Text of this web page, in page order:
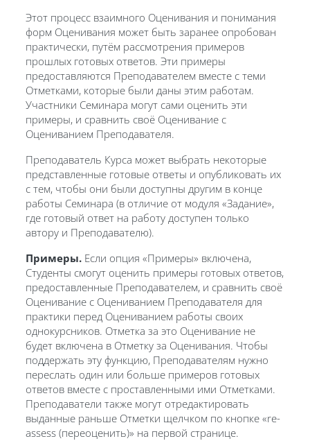
Этот процесс взаимного Оценивания и понимания
форм Оценивания может быть заранее опробован
практически, путём рассмотрения примеров
прошлых готовых ответов. Эти примеры
предоставляются Преподавателем вместе с теми
Отметками, которые были даны этим работам.
Участники Семинара могут сами оценить эти
примеры, и сравнить своё Оценивание с
Оцениванием Преподавателя.
Преподаватель Курса может выбрать некоторые
представленные готовые ответы и опубликовать их
с тем, чтобы они были доступны другим в конце
работы Семинара (в отличие от модуля «Задание»,
где готовый ответ на работу доступен только
автору и Преподавателю).
Примеры. Если опция «Примеры» включена,
Студенты смогут оценить примеры готовых ответов,
предоставленные Преподавателем, и сравнить своё
Оценивание с Оцениванием Преподавателя для
практики перед Оцениванием работы своих
однокурсников. Отметка за это Оценивание не
будет включена в Отметку за Оценивания. Чтобы
поддержать эту функцию, Преподавателям нужно
переслать один или больше примеров готовых
ответов вместе с проставленными ими Отметками.
Преподаватели также могут отредактировать
выданные раньше Отметки щелчком по кнопке «re-
assess (переоценить)» на первой странице.